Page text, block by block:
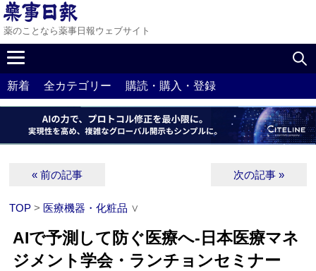
薬のことなら薬事日報ウェブサイト
新着 全カテゴリー 購読・購入・登録
« 前の記事 次の記事 »
TOP > 医療機器・化粧品 ∨
AIで予測して防ぐ医療へ‐日本医療マネ
ジメント学会・ランチョンセミナー